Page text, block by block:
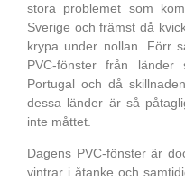
stora problemet som
Sverige och främst då
krypa under nollan. Förr
PVC-fönster från länder
Portugal och då
dessa länder är så
inte måttet.
Dagens PVC-fönster är
vintrar i åtanke och